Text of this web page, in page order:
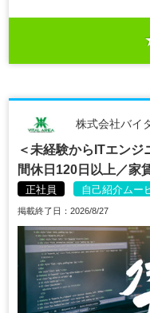
株式会社バイ
＜未経験からITエン
間休日120日以上／家
正社員 自己紹介ムー
掲載終了日：2026/8/27